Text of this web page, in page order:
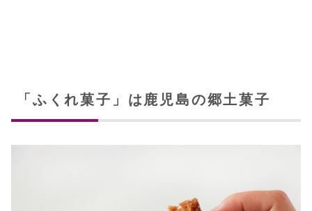
「ふくれ菓子」は鹿児島の郷土菓子